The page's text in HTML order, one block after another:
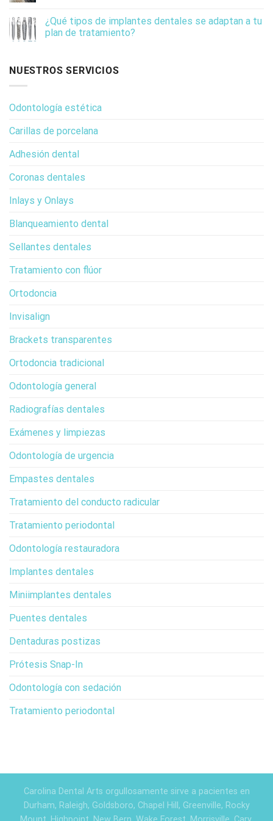
¿Qué tipos de implantes dentales se adaptan a tu
plan de tratamiento?
NUESTROS SERVICIOS
Odontología estética
Carillas de porcelana
Adhesión dental
Coronas dentales
Inlays y Onlays
Blanqueamiento dental
Sellantes dentales
Tratamiento con flúor
Ortodoncia
Invisalign
Brackets transparentes
Ortodoncia tradicional
Odontología general
Radiografías dentales
Exámenes y limpiezas
Odontología de urgencia
Empastes dentales
Tratamiento del conducto radicular
Tratamiento periodontal
Odontología restauradora
Implantes dentales
Miniimplantes dentales
Puentes dentales
Dentaduras postizas
Prótesis Snap-In
Odontología con sedación
Tratamiento periodontal
Carolina Dental Arts orgullosamente sirve a pacientes en
Durham, Raleigh, Goldsboro, Chapel Hill, Greenville, Rocky